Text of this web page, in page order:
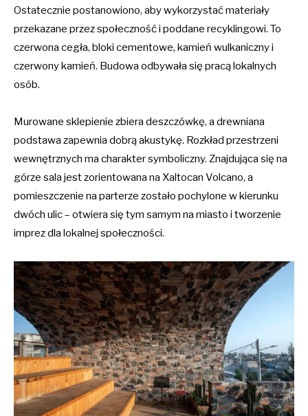
Ostatecznie postanowiono, aby wykorzystać materiały
przekazane przez społeczność i poddane recyklingowi. To
czerwona cegła, bloki cementowe, kamień wulkaniczny i
czerwony kamień. Budowa odbywała się pracą lokalnych
osób.
Murowane sklepienie zbiera deszczówkę, a drewniana
podstawa zapewnia dobrą akustykę. Rozkład przestrzeni
wewnętrznych ma charakter symboliczny. Znajdująca się na
górze sala jest zorientowana na Xaltocan Volcano, a
pomieszczenie na parterze zostało pochylone w kierunku
dwóch ulic – otwiera się tym samym na miasto i tworzenie
imprez dla lokalnej społeczności.